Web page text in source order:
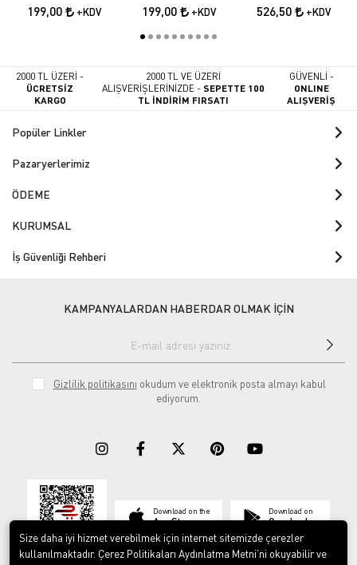
199,00 +KDV 199,00 +KDV 526,50 +KDV
2000 TL ÜZERİ -
ÜCRETSİZ
KARGO
2000 TL VE ÜZERİ
ALIŞVERİŞLERİNİZDE -SEPETTE 100
TL İNDİRİM FIRSATI
GÜVENLİ -
ONLINE
ALIŞVERİŞ
Popüler Linkler
Pazaryerlerimiz
ÖDEME
KURUMSAL
İş Güvenliği Rehberi
KAMPANYALARDAN HABERDAR OLMAK İÇİN
Gizlilik politikasını okudum ve elektronik posta almayı kabul
ediyorum.
Download on the
App Store
Download on
Google play
Size daha iyi hizmet verebilmek için internet sitemizde çerezler
kullanılmaktadır. Çerez Politikaları Aydınlatma Metni’ni okuyabilir ve